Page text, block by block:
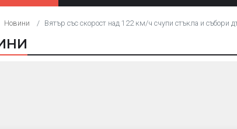
Новини Вятър със скорост над 122 км/ч счупи стъкла и събори